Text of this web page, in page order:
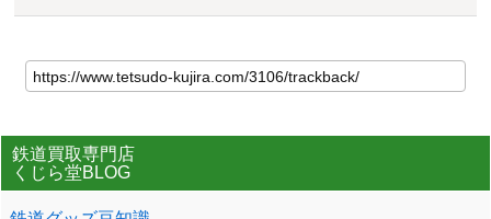
鉄道買取専門店
くじら堂BLOG